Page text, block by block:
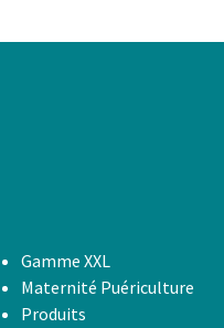
Gamme XXL
Maternité Puériculture
Produits